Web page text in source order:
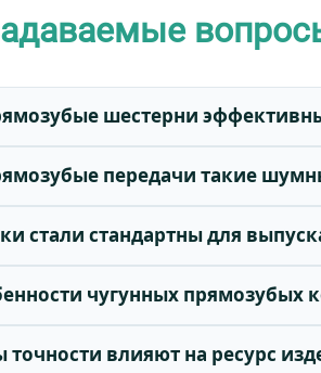
шестерни
передачи такие
стали стандартны для
чугунных прямозубых
точности влияют на ресурс